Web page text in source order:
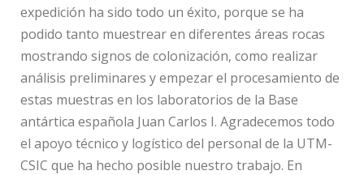
expedición ha sido todo un éxito, porque se ha
podido tanto muestrear en diferentes áreas rocas
mostrando signos de colonización, como realizar
análisis preliminares y empezar el procesamiento de
estas muestras en los laboratorios de la Base
antártica española Juan Carlos I. Agradecemos todo
el apoyo técnico y logístico del personal de la UTM-
CSIC que ha hecho posible nuestro trabajo. En